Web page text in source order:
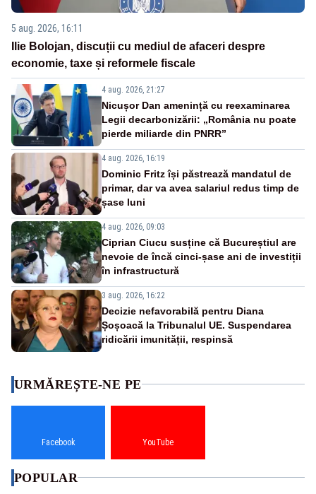
5 aug. 2026, 16:11
Ilie Bolojan, discuții cu mediul de afaceri despre
economie, taxe și reformele fiscale
4 aug. 2026, 21:27
Nicușor Dan amenință cu reexaminarea
Legii decarbonizării: „România nu poate
pierde miliarde din PNRR”
4 aug. 2026, 16:19
Dominic Fritz își păstrează mandatul de
primar, dar va avea salariul redus timp de
șase luni
4 aug. 2026, 09:03
Ciprian Ciucu susține că Bucureștiul are
nevoie de încă cinci-șase ani de investiții
în infrastructură
3 aug. 2026, 16:22
Decizie nefavorabilă pentru Diana
Șoșoacă la Tribunalul UE. Suspendarea
ridicării imunității, respinsă
URMĂREȘTE-NE PE
Facebook YouTube
POPULAR